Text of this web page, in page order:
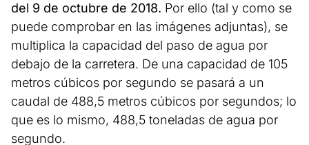
del 9 de octubre de 2018. Por ello (tal y como se
puede comprobar en las imágenes adjuntas), se
multiplica la capacidad del paso de agua por
debajo de la carretera. De una capacidad de 105
metros cúbicos por segundo se pasará a un
caudal de 488,5 metros cúbicos por segundos; lo
que es lo mismo, 488,5 toneladas de agua por
segundo.